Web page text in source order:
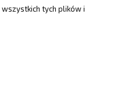
tych plików i